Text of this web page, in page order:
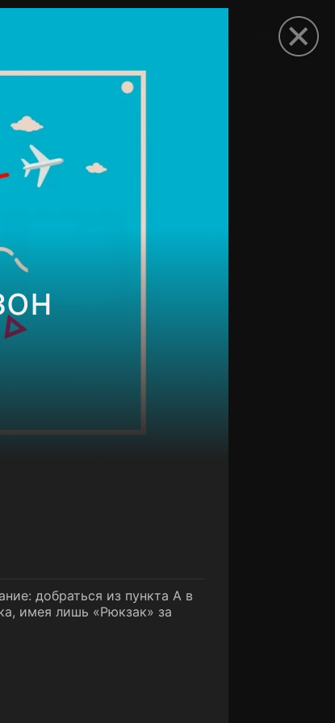
добраться из пункта А в
имея лишь «Рюкзак» за